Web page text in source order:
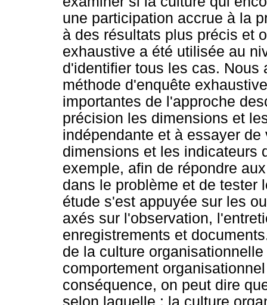
une participation accrue à la
à des résultats plus précis et
exhaustive a été utilisée au
d'identifier tous les cas. Nous
méthode d'enquête
importantes de l'approche
précision les dimensions et
indépendante et à essayer
dimensions et les indicateurs
exemple, afin de répondre
dans le problème et de tester
étude s'est appuyée sur les
axés sur l'observation,
enregistrements et
de la culture
comportement
conséquence, on peut dire
selon laquelle : la culture